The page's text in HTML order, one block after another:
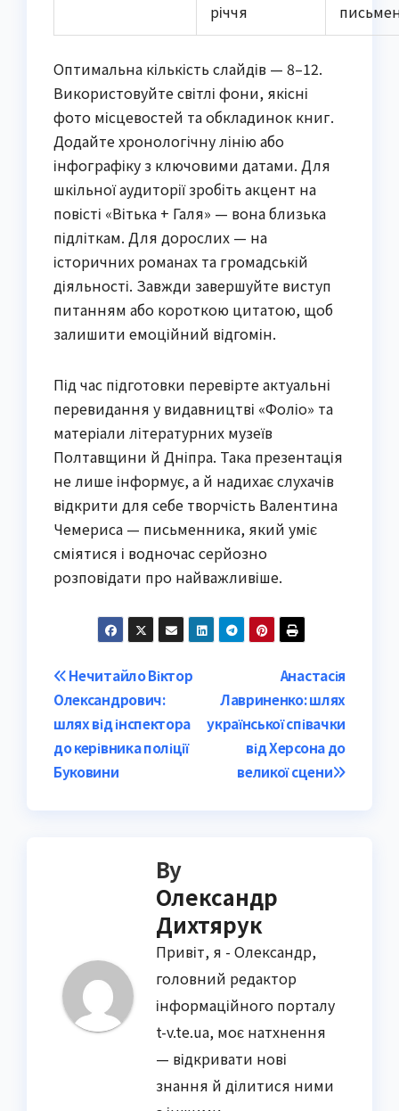
річчя
Оптимальна кількість слайдів — 8–12.
Використовуйте світлі фони, якісні
фото місцевостей та обкладинок книг.
Додайте хронологічну лінію або
інфографіку з ключовими датами. Для
шкільної аудиторії зробіть акцент на
повісті «Вітька + Галя» — вона близька
підліткам. Для дорослих — на
історичних романах та громадській
діяльності. Завжди завершуйте виступ
питанням або короткою цитатою, щоб
залишити емоційний відгомін.
Під час підготовки перевірте актуальні
перевидання у видавництві «Фоліо» та
матеріали літературних музеїв
Полтавщини й Дніпра. Така презентація
не лише інформує, а й надихає слухачів
відкрити для себе творчість Валентина
Чемериса — письменника, який уміє
сміятися і водночас серйозно
розповідати про найважливіше.
Post
navigation
Анастасія
Лавриненко: шлях
української співачки
від Херсона до
великої сцени
Нечитайло Віктор
Олександрович:
шлях від інспектора
до керівника поліції
Буковини
By
Олександр
Дихтярук
Привіт, я - Олександр,
головний редактор
інформаційного порталу
t-v.te.ua, моє натхнення
— відкривати нові
знання й ділитися ними